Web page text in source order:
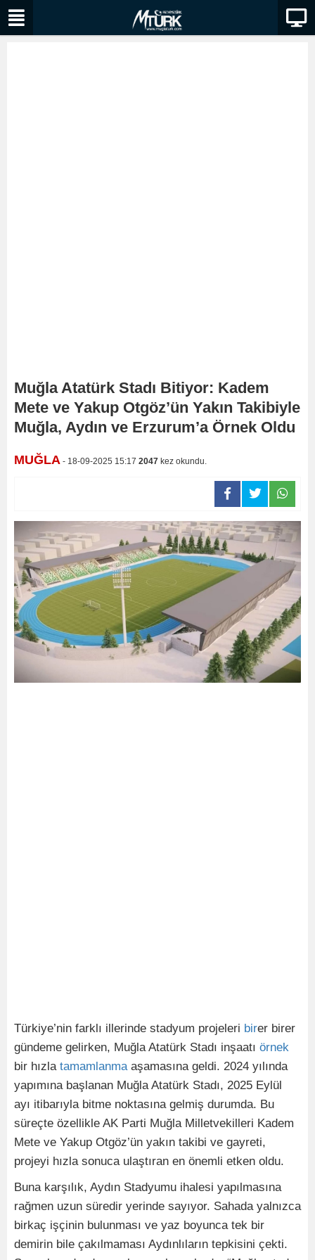
Muğla Atatürk Stadı Bitiyor: Kadem
Mete ve Yakup Otgöz’ün Yakın Takibiyle
Muğla, Aydın ve Erzurum’a Örnek Oldu
MUĞLA - 18-09-2025 15:17 2047 kez okundu.
Türkiye’nin farklı illerinde stadyum projeleri birer birer
gündeme gelirken, Muğla Atatürk Stadı inşaatı örnek
bir hızla tamamlanma aşamasına geldi. 2024 yılında
yapımına başlanan Muğla Atatürk Stadı, 2025 Eylül
ayı itibarıyla bitme noktasına gelmiş durumda. Bu
süreçte özellikle AK Parti Muğla Milletvekilleri Kadem
Mete ve Yakup Otgöz’ün yakın takibi ve gayreti,
projeyi hızla sonuca ulaştıran en önemli etken oldu.
Buna karşılık, Aydın Stadyumu ihalesi yapılmasına
rağmen uzun süredir yerinde sayıyor. Sahada yalnızca
birkaç işçinin bulunması ve yaz boyunca tek bir
demirin bile çakılmaması Aydınlıların tepkisini çekti.